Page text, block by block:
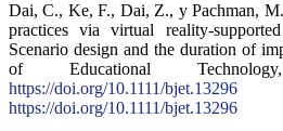
Dai, C., Ke, F., Dai, Z., y Pachman,
practices via virtual
Scenario design and the duration of
of Educational
https://doi.org/10.1111/bjet.13296
https://doi.org/10.1111/bjet.13296